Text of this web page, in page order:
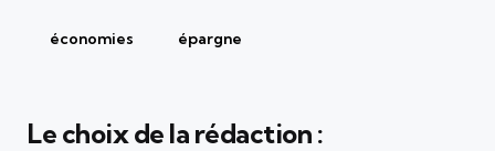
économies épargne
Le choix de la rédaction :